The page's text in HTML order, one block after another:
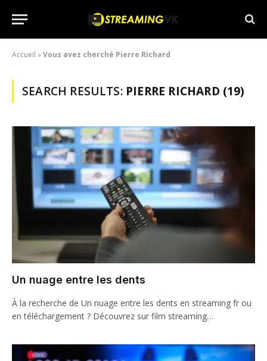
Accueil »Vous avez cherché Pierre Richard
SEARCH RESULTS: PIERRE RICHARD (19)
Un nuage entre les dents
À la recherche de Un nuage entre les dents en streaming fr ou
en téléchargement ? Découvrez sur film streaming…